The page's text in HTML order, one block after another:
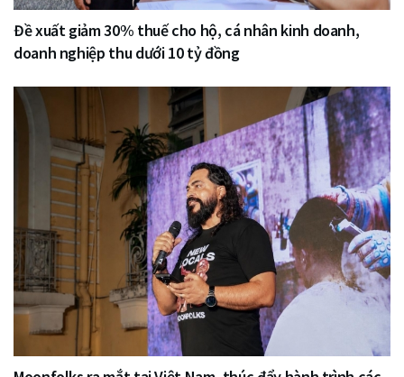
Đề xuất giảm 30% thuế cho hộ, cá nhân kinh doanh,
doanh nghiệp thu dưới 10 tỷ đồng